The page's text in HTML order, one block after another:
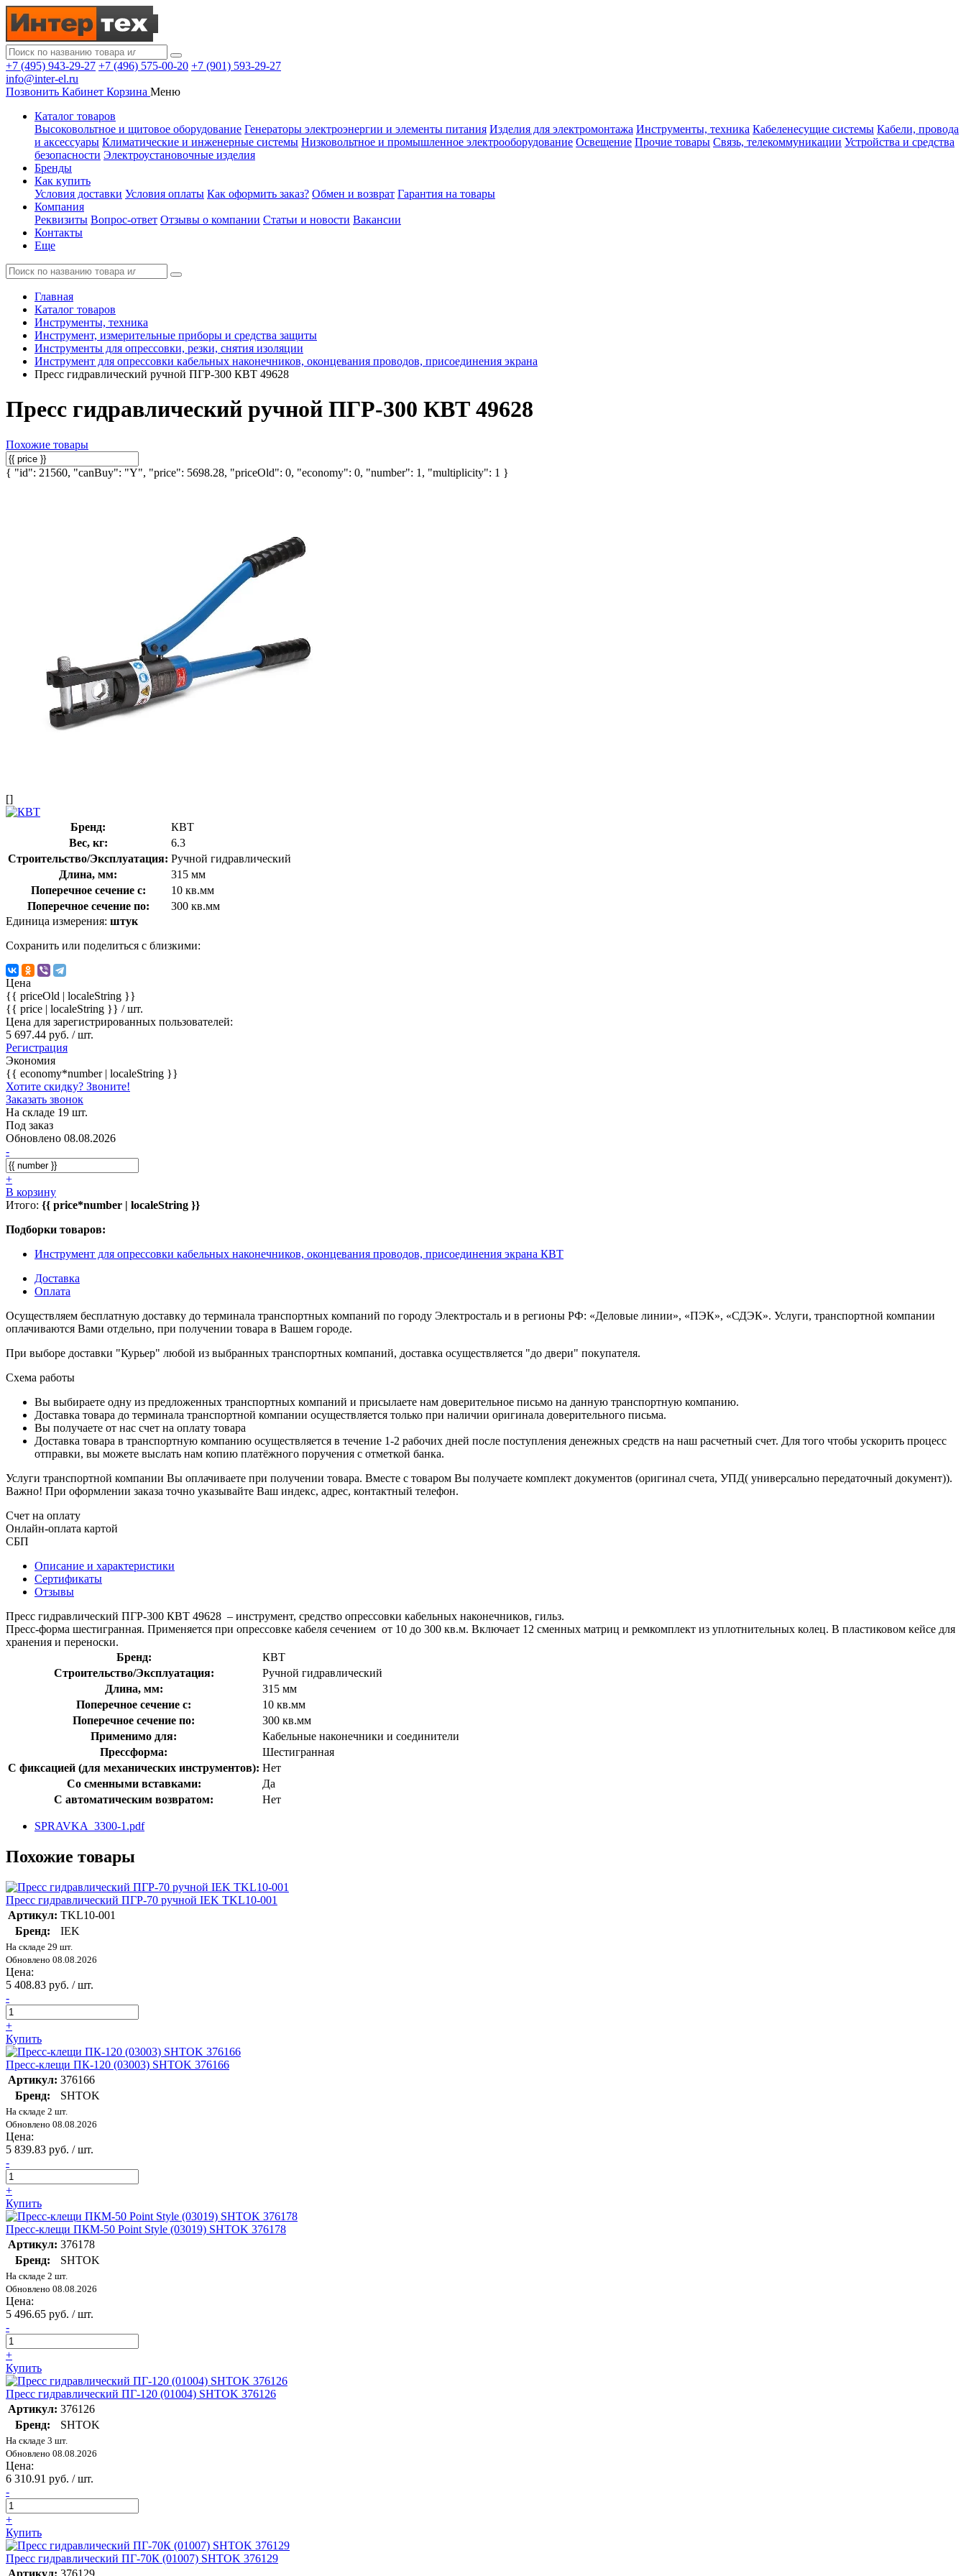
+7 (495) 943-29-27 +7 (496) 575-00-20 +7 (901) 593-29-27
info@inter-el.ru
Позвонить Кабинет Корзина Меню
Каталог товаров
Высоковольтное и щитовое оборудование Генераторы электроэнергии и элементы питания Изделия для электромонтажа Инструменты, техника Кабеленесущие системы Кабели, провода
и аксессуары Климатические и инженерные системы Низковольтное и промышленное электрооборудование Освещение Прочие товары Связь, телекоммуникации Устройства и средства
безопасности Электроустановочные изделия
Бренды
Как купить
Условия доставки Условия оплаты Как оформить заказ? Обмен и возврат Гарантия на товары
Компания
Реквизиты Вопрос-ответ Отзывы о компании Статьи и новости Вакансии
Контакты
Еще
Главная
Каталог товаров
Инструменты, техника
Инструмент, измерительные приборы и средства защиты
Инструменты для опрессовки, резки, снятия изоляции
Инструмент для опрессовки кабельных наконечников, оконцевания проводов, присоединения экрана
Пресс гидравлический ручной ПГР-300 КВТ 49628
Пресс гидравлический ручной ПГР-300 КВТ 49628
Похожие товары
{ "id": 21560, "canBuy": "Y", "price": 5698.28, "priceOld": 0, "economy": 0, "number": 1, "multiplicity": 1 }
[]
Бренд:
КВТ
Вес, кг:
6.3
Строительство/Эксплуатация: Ручной гидравлический
Длина, мм:
315 мм
Поперечное сечение с:
10 кв.мм
Поперечное сечение по:
300 кв.мм
Единица измерения: штук
Сохранить или поделиться с близкими:
Цена
{{ priceOld | localeString }}
{{ price | localeString }} / шт.
Цена для зарегистрированных пользователей:
5 697.44 руб. / шт.
Регистрация
Экономия
{{ economy*number | localeString }}
Хотите скидку? Звоните!
Заказать звонок
На складе 19 шт.
Под заказ
Обновлено 08.08.2026
-
+
В корзину
Итого: {{ price*number | localeString }}
Подборки товаров:
Инструмент для опрессовки кабельных наконечников, оконцевания проводов, присоединения экрана КВТ
Доставка
Оплата
Осуществляем бесплатную доставку до терминала транспортных компаний по городу Электросталь и в регионы РФ: «Деловые линии», «ПЭК», «СДЭК». Услуги, транспортной компании
оплачиваются Вами отдельно, при получении товара в Вашем городе.
При выборе доставки "Курьер" любой из выбранных транспортных компаний, доставка осуществляется "до двери" покупателя.
Схема работы
Вы выбираете одну из предложенных транспортных компаний и присылаете нам доверительное письмо на данную транспортную компанию.
Доставка товара до терминала транспортной компании осуществляется только при наличии оригинала доверительного письма.
Вы получаете от нас счет на оплату товара
Доставка товара в транспортную компанию осуществляется в течение 1-2 рабочих дней после поступления денежных средств на наш расчетный счет. Для того чтобы ускорить процесс
отправки, вы можете выслать нам копию платёжного поручения с отметкой банка.
Услуги транспортной компании Вы оплачиваете при получении товара. Вместе с товаром Вы получаете комплект документов (оригинал счета, УПД( универсально передаточный документ)).
Важно! При оформлении заказа точно указывайте Ваш индекс, адрес, контактный телефон.
Счет на оплату
Онлайн-оплата картой
СБП
Описание и характеристики
Сертификаты
Отзывы
Пресс гидравлический ПГР-300 КВТ 49628 – инструмент, средство опрессовки кабельных наконечников, гильз.
Пресс-форма шестигранная. Применяется при опрессовке кабеля сечением от 10 до 300 кв.м. Включает 12 сменных матриц и ремкомплект из уплотнительных колец. В пластиковом кейсе для
хранения и переноски.
Бренд:
КВТ
Строительство/Эксплуатация:
Ручной гидравлический
Длина, мм:
315 мм
Поперечное сечение с:
10 кв.мм
Поперечное сечение по:
300 кв.мм
Применимо для:
Кабельные наконечники и соединители
Прессформа:
Шестигранная
С фиксацией (для механических инструментов): Нет
Со сменными вставками:
Да
С автоматическим возвратом:
Нет
SPRAVKA_3300-1.pdf
Похожие товары
Пресс гидравлический ПГР-70 ручной IEK TKL10-001
Артикул: TKL10-001
Бренд:
IEK
На складе 29 шт.
Обновлено 08.08.2026
Цена:
5 408.83 руб. / шт.
-
+
Купить
Пресс-клещи ПК-120 (03003) SHTOK 376166
Артикул: 376166
Бренд:
SHTOK
На складе 2 шт.
Обновлено 08.08.2026
Цена:
5 839.83 руб. / шт.
-
+
Купить
Пресс-клещи ПКМ-50 Point Style (03019) SHTOK 376178
Артикул: 376178
Бренд:
SHTOK
На складе 2 шт.
Обновлено 08.08.2026
Цена:
5 496.65 руб. / шт.
-
+
Купить
Пресс гидравлический ПГ-120 (01004) SHTOK 376126
Артикул: 376126
Бренд:
SHTOK
На складе 3 шт.
Обновлено 08.08.2026
Цена:
6 310.91 руб. / шт.
-
+
Купить
Пресс гидравлический ПГ-70К (01007) SHTOK 376129
Артикул: 376129